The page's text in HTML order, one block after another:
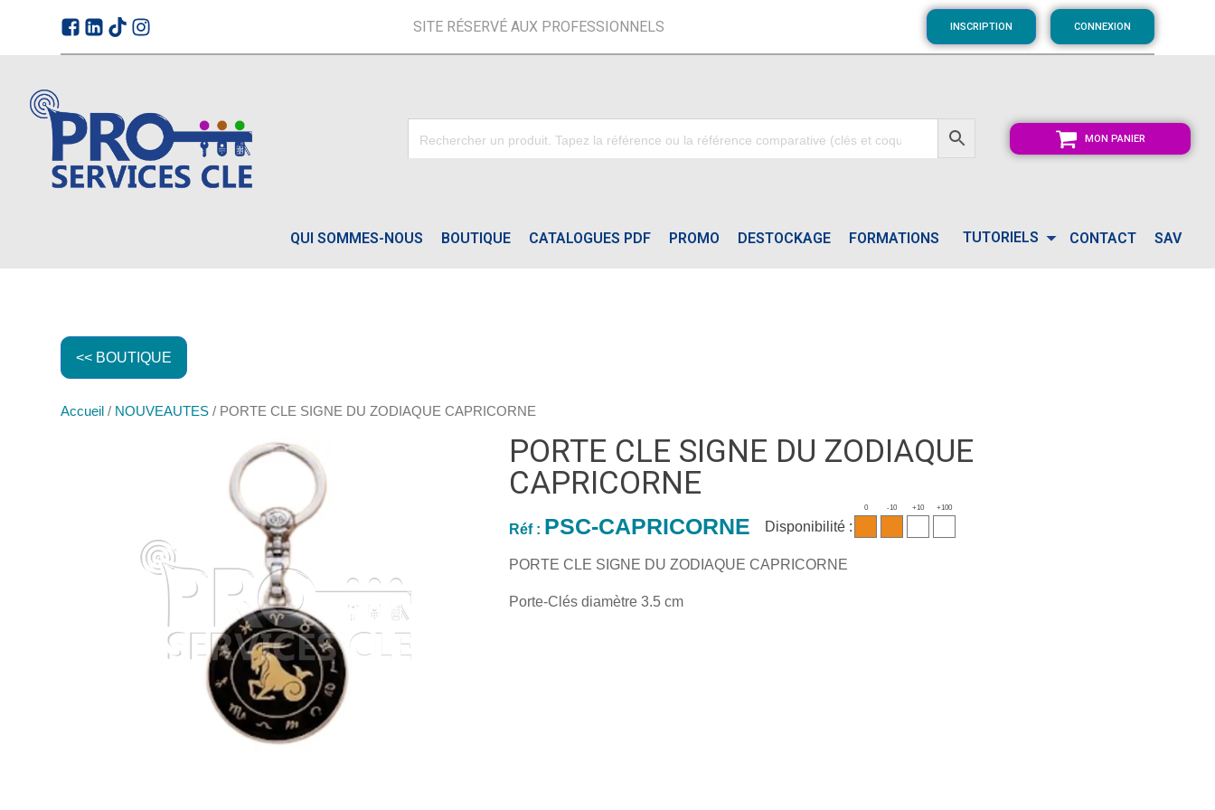
SITE RÉSERVÉ AUX PROFESSIONNELS INSCRIPTION CONNEXION
MON PANIER
QUI SOMMES-NOUS BOUTIQUE CATALOGUES PDF PROMO DESTOCKAGE FORMATIONS TUTORIELS CONTACT SAV
<< BOUTIQUE
Accueil / NOUVEAUTES / PORTE CLE SIGNE DU ZODIAQUE CAPRICORNE
PORTE CLE SIGNE DU ZODIAQUE
CAPRICORNE
Réf : PSC-CAPRICORNE Disponibilité :
0 -10 +10 +100
PORTE CLE SIGNE DU ZODIAQUE CAPRICORNE
Porte-Clés diamètre 3.5 cm